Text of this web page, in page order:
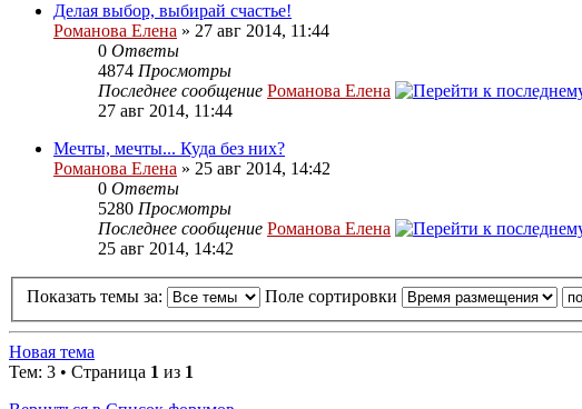
Делая выбор, выбирай счастье!
Романова Елена » 27 авг 2014, 11:44
0 Ответы
4874 Просмотры
Последнее сообщение Романова Елена
27 авг 2014, 11:44
Мечты, мечты... Куда без них?
Романова Елена » 25 авг 2014, 14:42
0 Ответы
5280 Просмотры
Последнее сообщение Романова Елена
25 авг 2014, 14:42
Показать темы за: Поле сортировки
Новая тема
Тем: 3 • Страница 1 из 1